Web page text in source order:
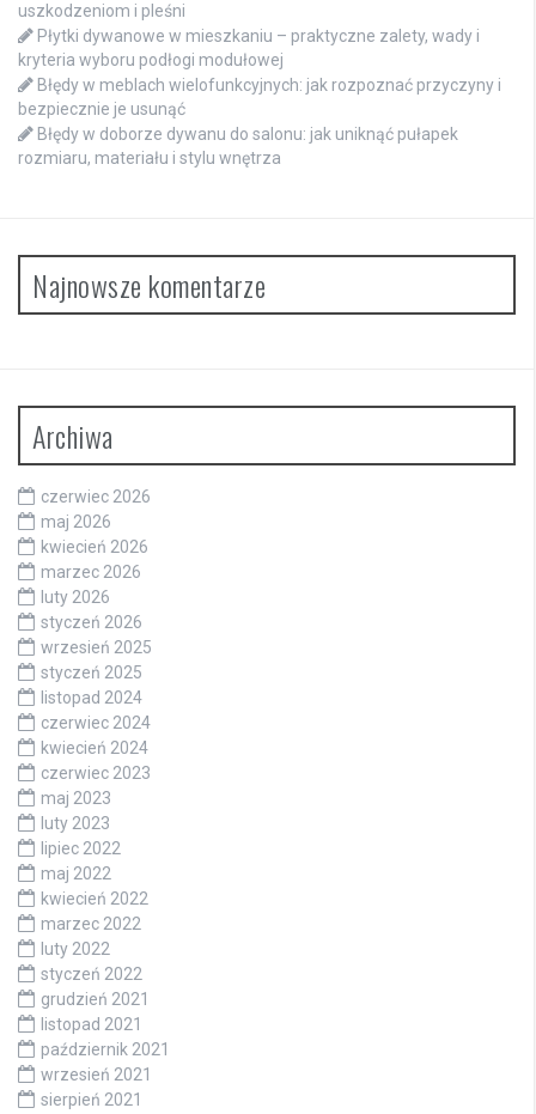
uszkodzeniom i pleśni
Płytki dywanowe w mieszkaniu – praktyczne zalety, wady i
kryteria wyboru podłogi modułowej
Błędy w meblach wielofunkcyjnych: jak rozpoznać przyczyny i
bezpiecznie je usunąć
Błędy w doborze dywanu do salonu: jak uniknąć pułapek
rozmiaru, materiału i stylu wnętrza
Najnowsze komentarze
Archiwa
czerwiec 2026
maj 2026
kwiecień 2026
marzec 2026
luty 2026
styczeń 2026
wrzesień 2025
styczeń 2025
listopad 2024
czerwiec 2024
kwiecień 2024
czerwiec 2023
maj 2023
luty 2023
lipiec 2022
maj 2022
kwiecień 2022
marzec 2022
luty 2022
styczeń 2022
grudzień 2021
listopad 2021
październik 2021
wrzesień 2021
sierpień 2021